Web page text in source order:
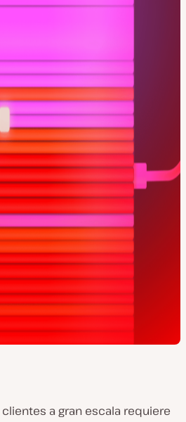
a gran escala requiere